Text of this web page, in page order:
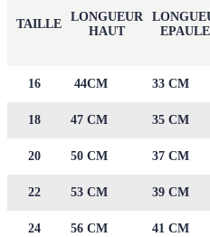
TAILLE
LONGUEUR
HAUT
16 44CM 33 CM
18 47 CM 35 CM
20 50 CM 37 CM
22 53 CM 39 CM
24 56 CM 41 CM